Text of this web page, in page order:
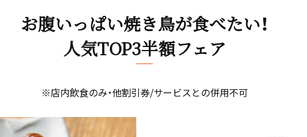
お腹いっぱい焼き鳥が食べたい！
人気TOP3半額フェア
※店内飲食のみ・他割引券/サービスとの併用不可